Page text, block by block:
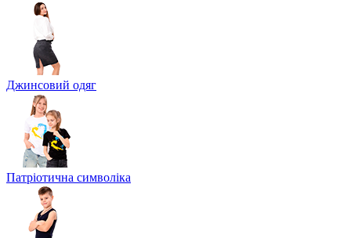
Джинсовий одяг
Патріотична символіка